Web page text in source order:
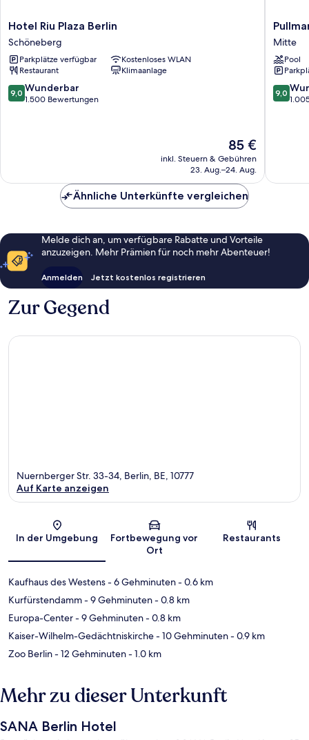
Hotel
Riu
Plaza
Berlin
Schöneberg
Hotel Riu Plaza Berlin
Schöneberg
Parkplätze verfügbar
Kostenloses WLAN
Restaurant
Klimaanlage
9.0
von
9,0 Wunderbar
1.500 Bewertungen
Der
Preis
beträgt
85 €
inkl. Steuern & Gebühren
23. Aug.–24. Aug.
Pullman
Berlin
Mitte
Mitte
Pool
9.0
von
9,0
Ähnliche Unterkünfte vergleichen
Melde dich an, um verfügbare Rabatte und Vorteile
anzuzeigen. Mehr Prämien für noch mehr Abenteuer!
Anmelden Jetzt kostenlos registrieren
Zur Gegend
Karte
Nuernberger Str. 33-34, Berlin, BE, 10777
Auf Karte anzeigen
In der Umgebung
Fortbewegung vor
Ort
Restaurants
Kaufhaus des Westens- 6 Gehminuten- 0.6 km
Kurfürstendamm- 9 Gehminuten- 0.8 km
Europa-Center- 9 Gehminuten- 0.8 km
Kaiser-Wilhelm-Gedächtniskirche- 10 Gehminuten- 0.9 km
Zoo Berlin- 12 Gehminuten- 1.0 km
Mehr zu dieser Unterkunft
SANA Berlin Hotel